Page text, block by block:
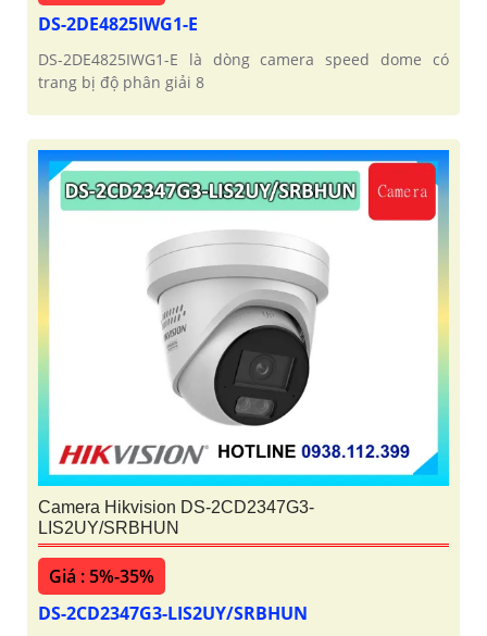
DS-2DE4825IWG1-E
DS-2DE4825IWG1-E là dòng camera speed dome có
trang bị độ phân giải 8
Camera Hikvision DS-2CD2347G3-
LIS2UY/SRBHUN
Giá : 5%-35%
DS-2CD2347G3-LIS2UY/SRBHUN